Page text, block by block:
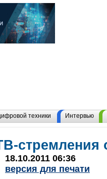
техники Интервью
стремления
18.10.2011 06:36
версия для печати